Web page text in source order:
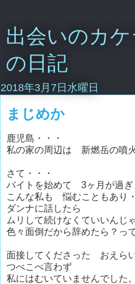
出会いのカ
の日記
2018年3月7日水曜日
まじめか
鹿児島・・・
私の家の周辺は 新燃岳の噴
さて・・・
バイトを始めて 3ヶ月が過ぎ
こんな私も 悩むこともあり
ダンナに話したら
ムリして続けなくていいんじ
色々面倒だから辞めたら？っ
面接してくださった おえら
つべこべ言わず
私にはむいていませんでした。